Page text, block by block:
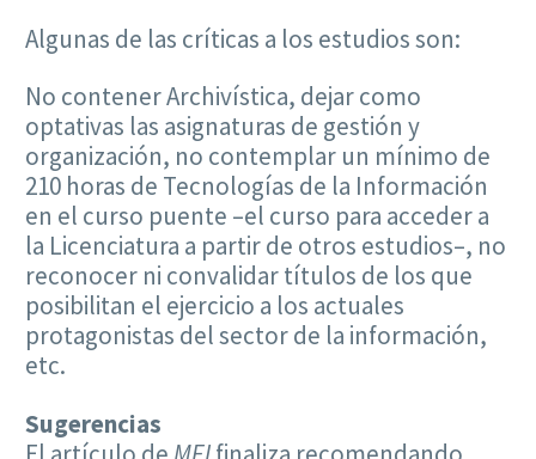
Algunas de las críticas a los estudios son:
No contener Archivística, dejar como
optativas las asignaturas de gestión y
organización, no contemplar un mínimo de
210 horas de Tecnologías de la Información
en el curso puente –el curso para acceder a
la Licenciatura a partir de otros estudios–, no
reconocer ni convalidar títulos de los que
posibilitan el ejercicio a los actuales
protagonistas del sector de la información,
etc.
Sugerencias